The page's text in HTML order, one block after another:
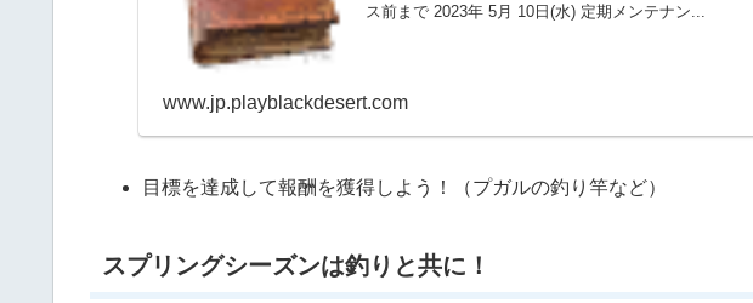
ス前まで 2023年 5月 10日(水) 定期メンテナン...
www.jp.playblackdesert.com
目標を達成して報酬を獲得しよう！（プガルの釣り竿など）
スプリングシーズンは釣りと共に！